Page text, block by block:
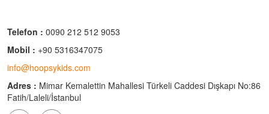
Telefon : 0090 212 512 9053
Mobil : +90 5316347075
info@hoopsykids.com
Adres : Mimar Kemalettin Mahallesi Türkeli Caddesi Dışkapı No:86
Fatih/Laleli/İstanbul